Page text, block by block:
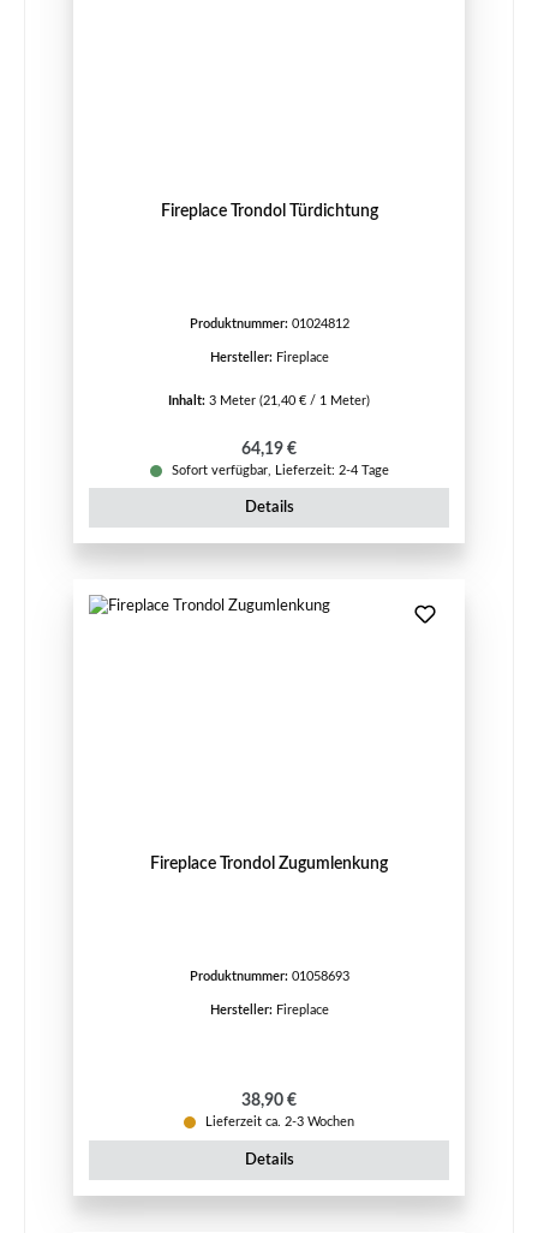
Fireplace Trondol Türdichtung
Produktnummer: 01024812
Hersteller: Fireplace
Inhalt: 3 Meter (21,40 € / 1 Meter)
Regulärer Preis:
64,19 €
Sofort verfügbar, Lieferzeit: 2-4 Tage
Details
Fireplace Trondol Zugumlenkung
Produktnummer: 01058693
Hersteller: Fireplace
Regulärer Preis:
38,90 €
Lieferzeit ca. 2-3 Wochen
Details